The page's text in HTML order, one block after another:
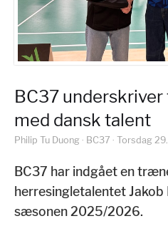
BC37
med dansk talent
Philip Tu Duong · BC37 · Torsdag
BC37 har indgået en
herresingletalentet
sæsonen 2025/2026.